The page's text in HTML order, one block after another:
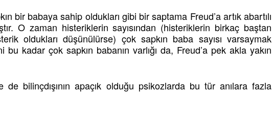
bir babaya sahip oldukları gibi bir saptama Freud’a artık abartılı
O zaman histeriklerin sayısından (histeriklerin birkaç baştan
oldukları düşünülürse) çok sapkın baba sayısı varsaymak
kadar çok sapkın babanın varlığı da, Freud’a pek akla yakın
bilinçdışının apaçık olduğu psikozlarda bu tür anılara fazla